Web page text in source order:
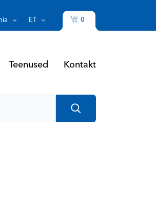
ET 0
Teenused Kontakt